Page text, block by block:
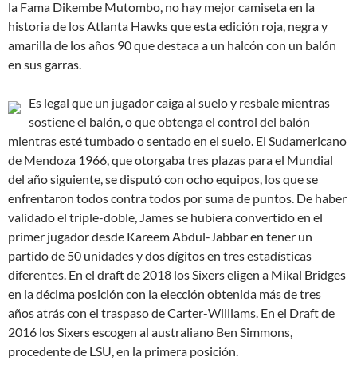
la Fama Dikembe Mutombo, no hay mejor camiseta en la
historia de los Atlanta Hawks que esta edición roja, negra y
amarilla de los años 90 que destaca a un halcón con un balón
en sus garras.
Es legal que un jugador caiga al suelo y resbale mientras
sostiene el balón, o que obtenga el control del balón
mientras esté tumbado o sentado en el suelo. El Sudamericano
de Mendoza 1966, que otorgaba tres plazas para el Mundial
del año siguiente, se disputó con ocho equipos, los que se
enfrentaron todos contra todos por suma de puntos. De haber
validado el triple-doble, James se hubiera convertido en el
primer jugador desde Kareem Abdul-Jabbar en tener un
partido de 50 unidades y dos dígitos en tres estadísticas
diferentes. En el draft de 2018 los Sixers eligen a Mikal Bridges
en la décima posición con la elección obtenida más de tres
años atrás con el traspaso de Carter-Williams. En el Draft de
2016 los Sixers escogen al australiano Ben Simmons,
procedente de LSU, en la primera posición.